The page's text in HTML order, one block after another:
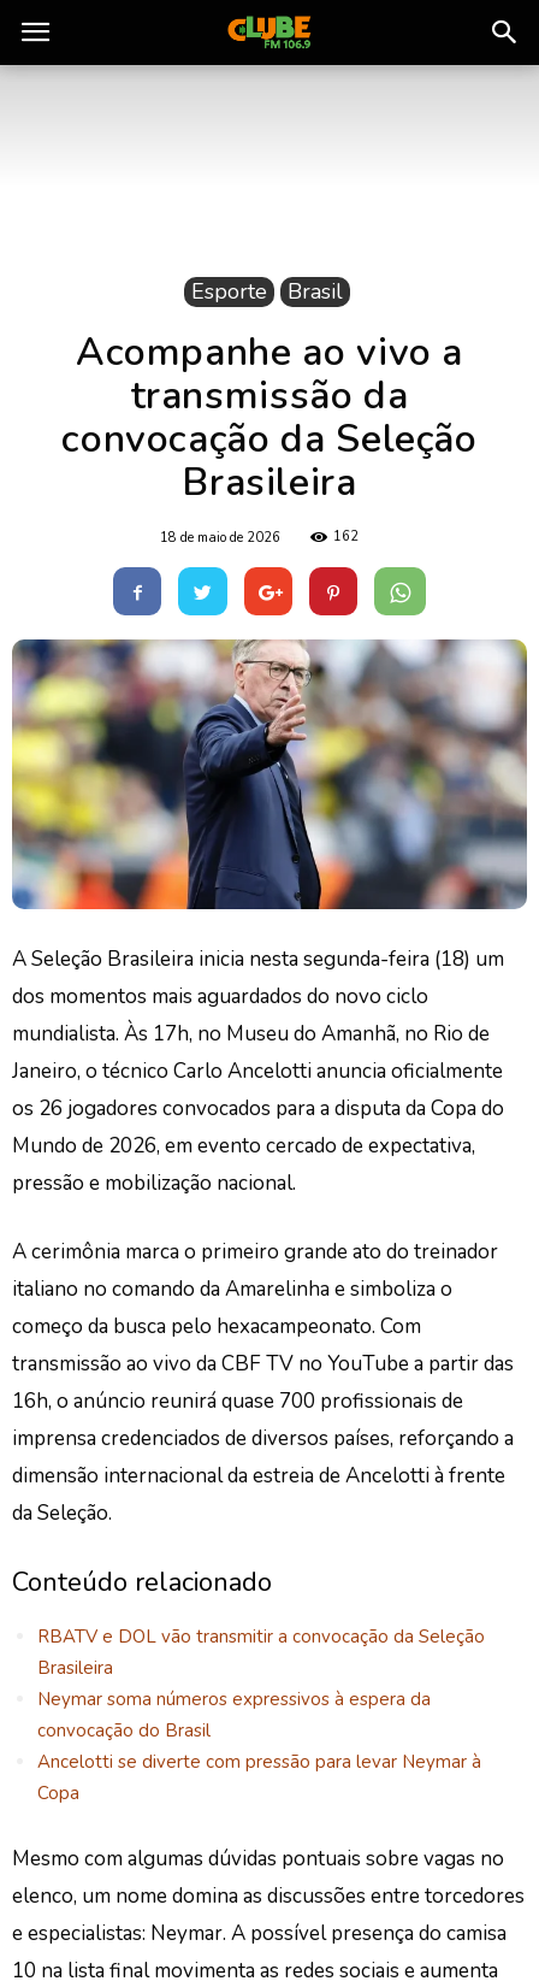
Rádio
Esporte Brasil
Acompanhe ao vivo a
transmissão da
convocação da Seleção
Brasileira
18 de maio de 2026 162
A Seleção Brasileira inicia nesta segunda-feira (18) um
dos momentos mais aguardados do novo ciclo
mundialista. Às 17h, no Museu do Amanhã, no Rio de
Janeiro, o técnico Carlo Ancelotti anuncia oficialmente
os 26 jogadores convocados para a disputa da Copa do
Mundo de 2026, em evento cercado de expectativa,
pressão e mobilização nacional.
A cerimônia marca o primeiro grande ato do treinador
italiano no comando da Amarelinha e simboliza o
começo da busca pelo hexacampeonato. Com
transmissão ao vivo da CBF TV no YouTube a partir das
16h, o anúncio reunirá quase 700 profissionais de
imprensa credenciados de diversos países, reforçando a
dimensão internacional da estreia de Ancelotti à frente
da Seleção.
Conteúdo relacionado
RBATV e DOL vão transmitir a convocação da Seleção
Brasileira
Neymar soma números expressivos à espera da
convocação do Brasil
Ancelotti se diverte com pressão para levar Neymar à
Copa
Mesmo com algumas dúvidas pontuais sobre vagas no
elenco, um nome domina as discussões entre torcedores
e especialistas: Neymar. A possível presença do camisa
10 na lista final movimenta as redes sociais e aumenta